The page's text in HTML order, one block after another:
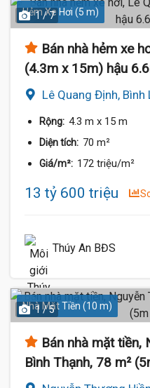
Hẻm Xe Hơi (5 m)
1 / 7
Bán nhà hẻm xe
(4.3m x 15m) hậu
Lê Quang Định, Bình
Rộng: 4.3 m x 15 m
Diện tích: 70 m²
Giá/m²: 172 triệu/m²
13 tỷ 600 triệu
Thúy An BĐS
Nhà Mặt Tiền (10 m)
1 / 5
Bán nhà mặt tiền,
Bình Thạnh, 78 m²